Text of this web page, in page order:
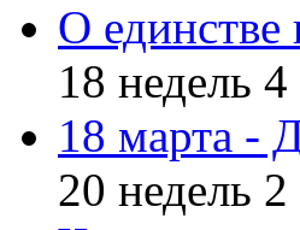
О единстве
18 недель
18 марта -
20 недель